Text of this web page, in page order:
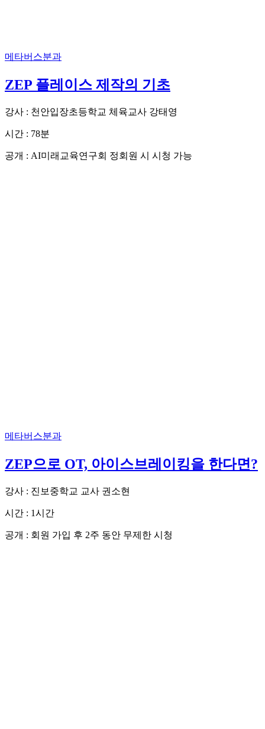
메타버스분과
ZEP 플레이스 제작의 기초
강사 : 천안입장초등학교 체육교사 강태영
시간 : 78분
공개 : AI미래교육연구회 정회원 시 시청 가능
메타버스분과
ZEP으로 OT, 아이스브레이킹을 한다면?
강사 : 진보중학교 교사 권소현
시간 : 1시간
공개 : 회원 가입 후 2주 동안 무제한 시청